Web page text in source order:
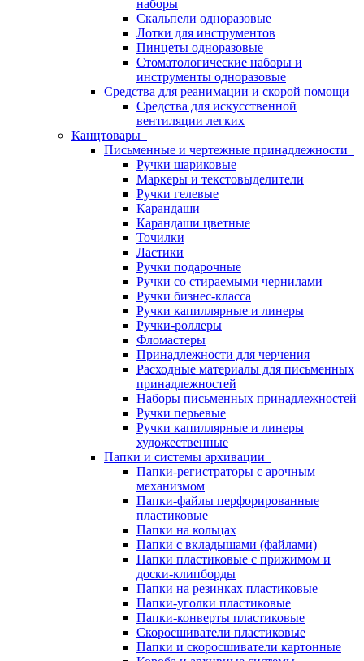
наборы
Скальпели одноразовые
Лотки для инструментов
Пинцеты одноразовые
Стоматологические наборы и
инструменты одноразовые
Средства для реанимации и скорой помощи
Средства для искусственной
вентиляции легких
Канцтовары
Письменные и чертежные принадлежности
Ручки шариковые
Маркеры и текстовыделители
Ручки гелевые
Карандаши
Карандаши цветные
Точилки
Ластики
Ручки подарочные
Ручки со стираемыми чернилами
Ручки бизнес-класса
Ручки капиллярные и линеры
Ручки-роллеры
Фломастеры
Принадлежности для черчения
Расходные материалы для письменных
принадлежностей
Наборы письменных принадлежностей
Ручки перьевые
Ручки капиллярные и линеры
художественные
Папки и системы архивации
Папки-регистраторы с арочным
механизмом
Папки-файлы перфорированные
пластиковые
Папки на кольцах
Папки с вкладышами (файлами)
Папки пластиковые с прижимом и
доски-клипборды
Папки на резинках пластиковые
Папки-уголки пластиковые
Папки-конверты пластиковые
Скоросшиватели пластиковые
Папки и скоросшиватели картонные